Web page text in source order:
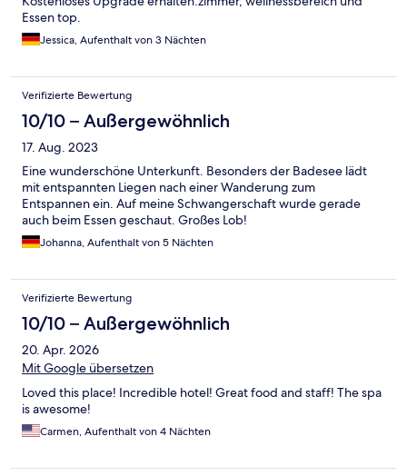
Essen top.
Jessica, Aufenthalt von 3 Nächten
Verifizierte Bewertung
10/10 – Außergewöhnlich
17. Aug. 2023
Eine wunderschöne Unterkunft. Besonders der Badesee lädt
mit entspannten Liegen nach einer Wanderung zum
Entspannen ein. Auf meine Schwangerschaft wurde gerade
auch beim Essen geschaut. Großes Lob!
Johanna, Aufenthalt von 5 Nächten
Verifizierte Bewertung
10/10 – Außergewöhnlich
20. Apr. 2026
Mit Google übersetzen
Loved this place! Incredible hotel! Great food and staff! The spa
is awesome!
Carmen, Aufenthalt von 4 Nächten